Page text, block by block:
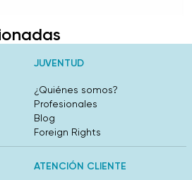
JUVENTUD
¿Quiénes somos?
Profesionales
Blog
Foreign Rights
ATENCIÓN CLIENTE